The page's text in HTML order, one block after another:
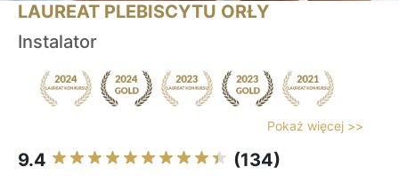
LAUREAT PLEBISCYTU ORŁY
Instalator
Pokaż więcej >>
9.4 (134)